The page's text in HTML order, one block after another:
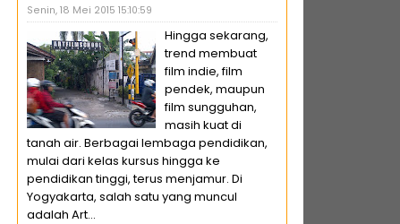
Senin, 18 Mei 2015 15:10:59
Hingga sekarang,
trend membuat
film indie, film
pendek, maupun
film sungguhan,
masih kuat di
tanah air. Berbagai lembaga pendidikan,
mulai dari kelas kursus hingga ke
pendidikan tinggi, terus menjamur. Di
Yogyakarta, salah satu yang muncul
adalah Art...